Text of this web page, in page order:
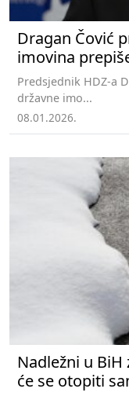
Dragan Čović
imovina
Predsjednik HDZ-a
državne imo...
08.01.2026.
Nadležni u
će se otopiti